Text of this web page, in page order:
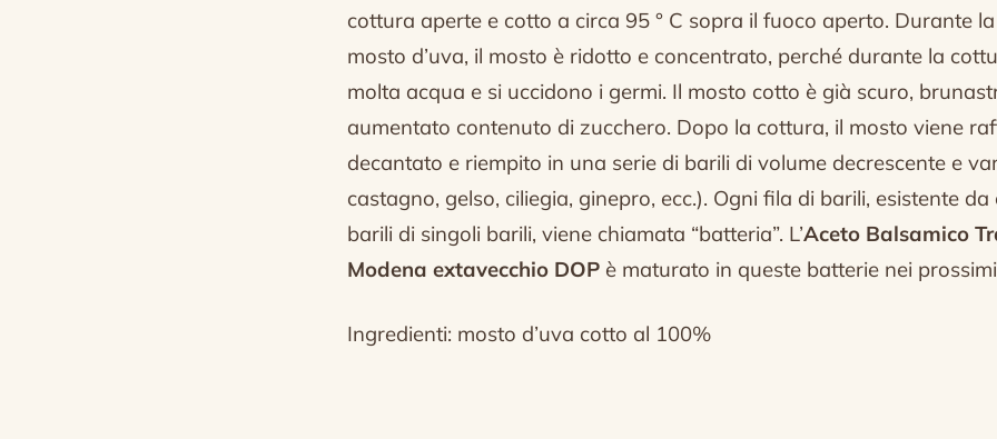
cottura aperte e cotto a circa 95 ° C sopra il fuoco aperto. Durante
mosto d’uva, il mosto è ridotto e concentrato, perché durante la
molta acqua e si uccidono i germi. Il mosto cotto è già scuro,
aumentato contenuto di zucchero. Dopo la cottura, il mosto viene
decantato e riempito in una serie di barili di volume decrescente e
castagno, gelso, ciliegia, ginepro, ecc.). Ogni fila di barili, esistente da
barili di singoli barili, viene chiamata “batteria”. L’Aceto Balsamico
Modena extavecchio DOP è maturato in queste batterie nei
Ingredienti: mosto d’uva cotto al 100%